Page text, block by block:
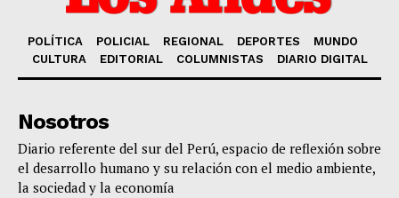
POLÍTICA POLICIAL REGIONAL DEPORTES
MUNDO
CULTURA
EDITORIAL COLUMNISTAS DIARIO DIGITAL
Nosotros
Diario referente del sur del Perú, espacio de reflexión sobre
el desarrollo humano y su relación con el medio ambiente,
la sociedad y la economía